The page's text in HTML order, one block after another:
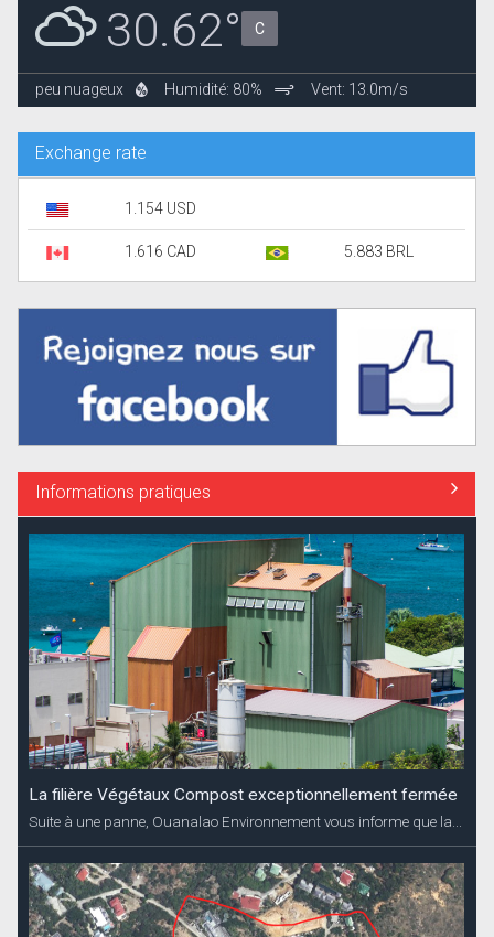
30.62° C
peu nuageux Humidité: 80% Vent: 13.0m/s
Exchange rate
1.154 USD
1.616 CAD 5.883 BRL
Informations pratiques
La filière Végétaux Compost exceptionnellement fermée
Suite à une panne, Ouanalao Environnement vous informe que la...